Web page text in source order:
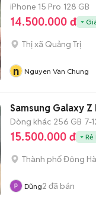
iPhone 15 Pro 128 GB
14.500.000 đ
Thị xã Quảng Trị
n Nguyen Van Chung
Samsung Galaxy
Dòng khác 256 GB 7-
15.500.000 đ Rẻ
Thành phố Đông Hà
Dũng2 đã bán